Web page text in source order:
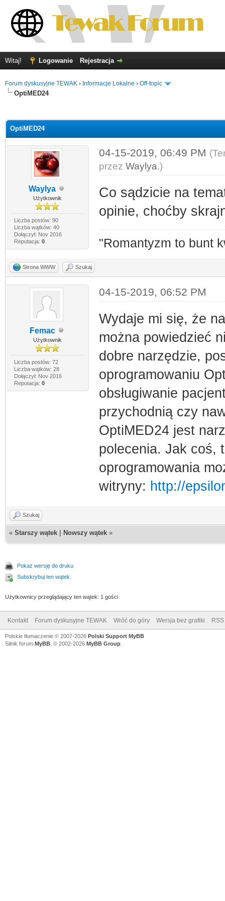
Witaj! Logowanie Rejestracja
Forum dyskusyjne TEWAK › Informacje Lokalne › Off-topic
OptiMED24
OptiMED24
Waylya
Użytkownik
Liczba postów: 90
Liczba wątków: 40
Dołączył: Nov 2016
Reputacja: 0
04-15-2019, 06:49 PM
przez Waylya.)
Co sądzicie na
opinie, choćby
"Romantyzm to bunt
Strona WWW Szukaj
Femac
Użytkownik
Liczba postów: 72
Liczba wątków: 28
Dołączył: Nov 2016
Reputacja: 0
04-15-2019, 06:52 PM
Wydaje mi się, że
można powiedzieć
dobre narzędzie,
oprogramowaniu
obsługiwanie
przychodnią czy
OptiMED24 jest
polecenia. Jak coś,
oprogramowania
witryny: http://
Szukaj
« Starszy wątek Nowszy wątek »
Pokaż wersję do druku
Subskrybuj ten wątek
Użytkownicy przeglądający ten wątek: 1 gości
Kontakt Forum dyskusyjne TEWAK Wróć do góry Wersja bez grafiki RSS
Polskie tłumaczenie © 2007-2026 Polski Support MyBB
Silnik forum MyBB , © 2002-2026 MyBB Group